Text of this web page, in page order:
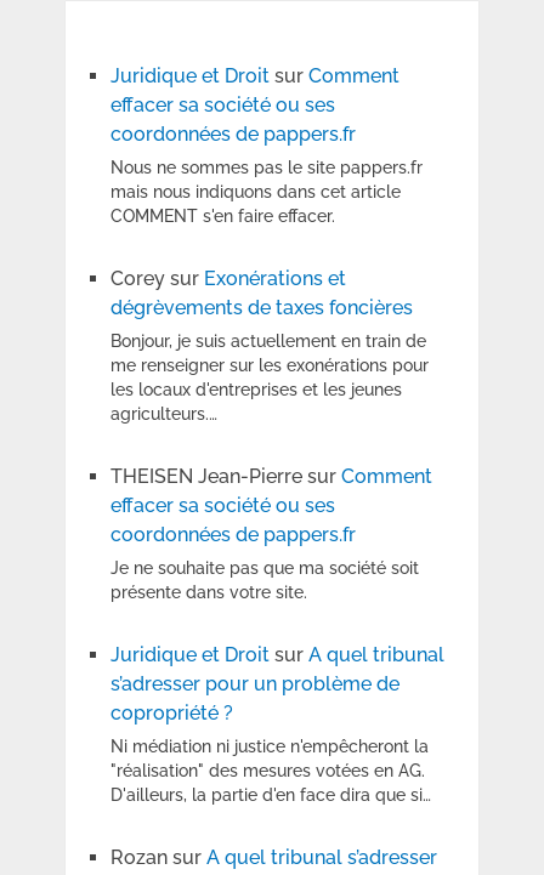
Juridique et Droitsur Comment
effacer sa société ou ses
coordonnées de pappers.fr
Nous ne sommes pas le site pappers.fr
mais nous indiquons dans cet article
COMMENT s'en faire effacer.
Coreysur Exonérations et
dégrèvements de taxes foncières
Bonjour, je suis actuellement en train de
me renseigner sur les exonérations pour
les locaux d'entreprises et les jeunes
agriculteurs.…
THEISEN Jean-Pierresur Comment
effacer sa société ou ses
coordonnées de pappers.fr
Je ne souhaite pas que ma société soit
présente dans votre site.
Juridique et Droitsur A quel tribunal
s’adresser pour un problème de
copropriété ?
Ni médiation ni justice n'empêcheront la
"réalisation" des mesures votées en AG.
D'ailleurs, la partie d'en face dira que si…
Rozansur A quel tribunal s’adresser